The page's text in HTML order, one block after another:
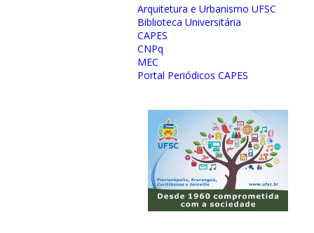
Arquitetura e Urbanismo UFSC
Biblioteca Universitária
CAPES
CNPq
MEC
Portal Periódicos CAPES